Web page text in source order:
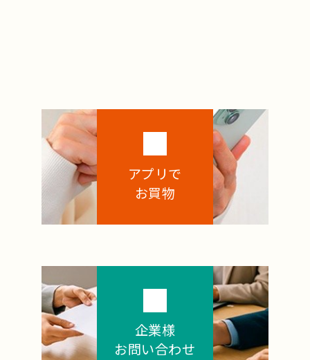
アプリで
お買物
企業様
お問い合わせ